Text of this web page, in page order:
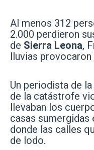
Al menos 312
2.000 perdieron
de Sierra Leona,
lluvias provocaron
Un periodista de
de la catástrofe
llevaban los
casas sumergidas
donde las calles
de lodo.